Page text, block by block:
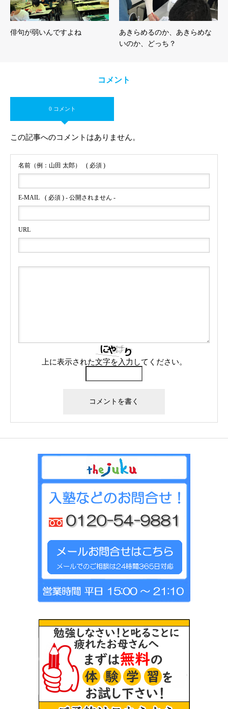
俳句が弱いんですよね
あきらめるのか、あきらめな
いのか、どっち？
コメント
0 コメント
この記事へのコメントはありません。
名前（例：山田 太郎） ( 必須 )
E-MAIL ( 必須 ) - 公開されません -
URL
上に表示された文字を入力してください。